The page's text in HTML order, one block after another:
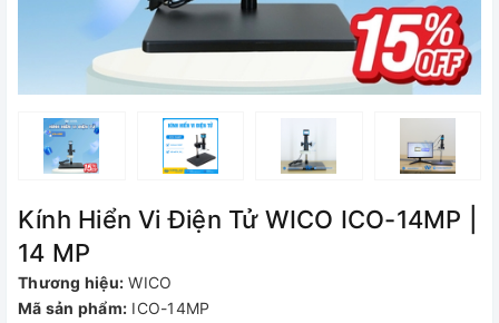
Kính Hiển Vi Điện Tử WICO ICO-14MP |
14 MP
Thương hiệu: WICO
Mã sản phẩm: ICO-14MP